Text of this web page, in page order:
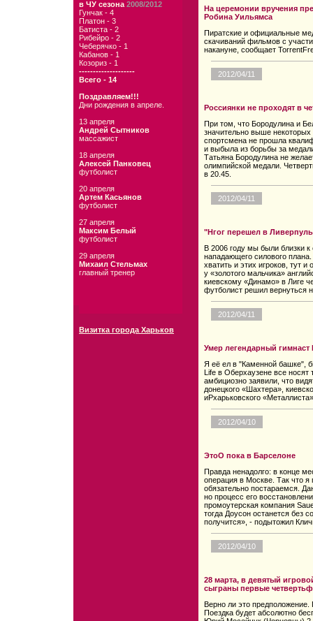
в ЧУ сезона 2008/2012
Гунчак - 4
Платон - 3
Батиста - 2
Рибейро - 2
Чеберячко - 1
Кабанов - 1
Козориз - 1
--------------------
Всего - 14
Поздравляем!!!
Дни рождения в апреле.
13 апреля
Андрей Сытников
массажист
18 апреля
Алексей Панковец
футболист
20 апреля
Артем Касьянов
футболист
27 апреля
Максим Белый
футболист
29 апреля
Михаил Стельмах
главный тренер
Визитка города Харьков
На церемонии вручения
Робина Уильямса
Пиратские и официальные
скачиваний фильмов с
накануне, сообщает
2012/04/11
Россиянки не проходят в
При том, что Бородулина и
значительно выше
спортсмена не прошла
и выбыла из борьбы за
Татьяна Бородулина не
олимпийской медали.
в 20.45.
2012/04/11
"Нгог перешел в Ливерпуль
В 2006 году мы были близки к
нападающего силового
хватить и этих игроков, тут
у «золотого мальчика»
киевскому «Динамо» в Лиге
футболист решил вернуться
2012/04/11
Умер легендарный
Я её ел в "Каменной башке",
Life в Оберхаузене все носят
амбициозно заявили, что
донецкого «Шахтера»,
иPхарьковского
2012/04/10
ЭтоО пока в Барселоне
Правда ненадолго: в конце
операция в Москве. Так что
обязательно постараемся.
но процесс его
промоутерская компания
тогда Доусон останется без
получится», - подытожил
2012/04/10
28 марта, в девятый
сыграны первые
Верно ли это
Поездка будет абсолютно